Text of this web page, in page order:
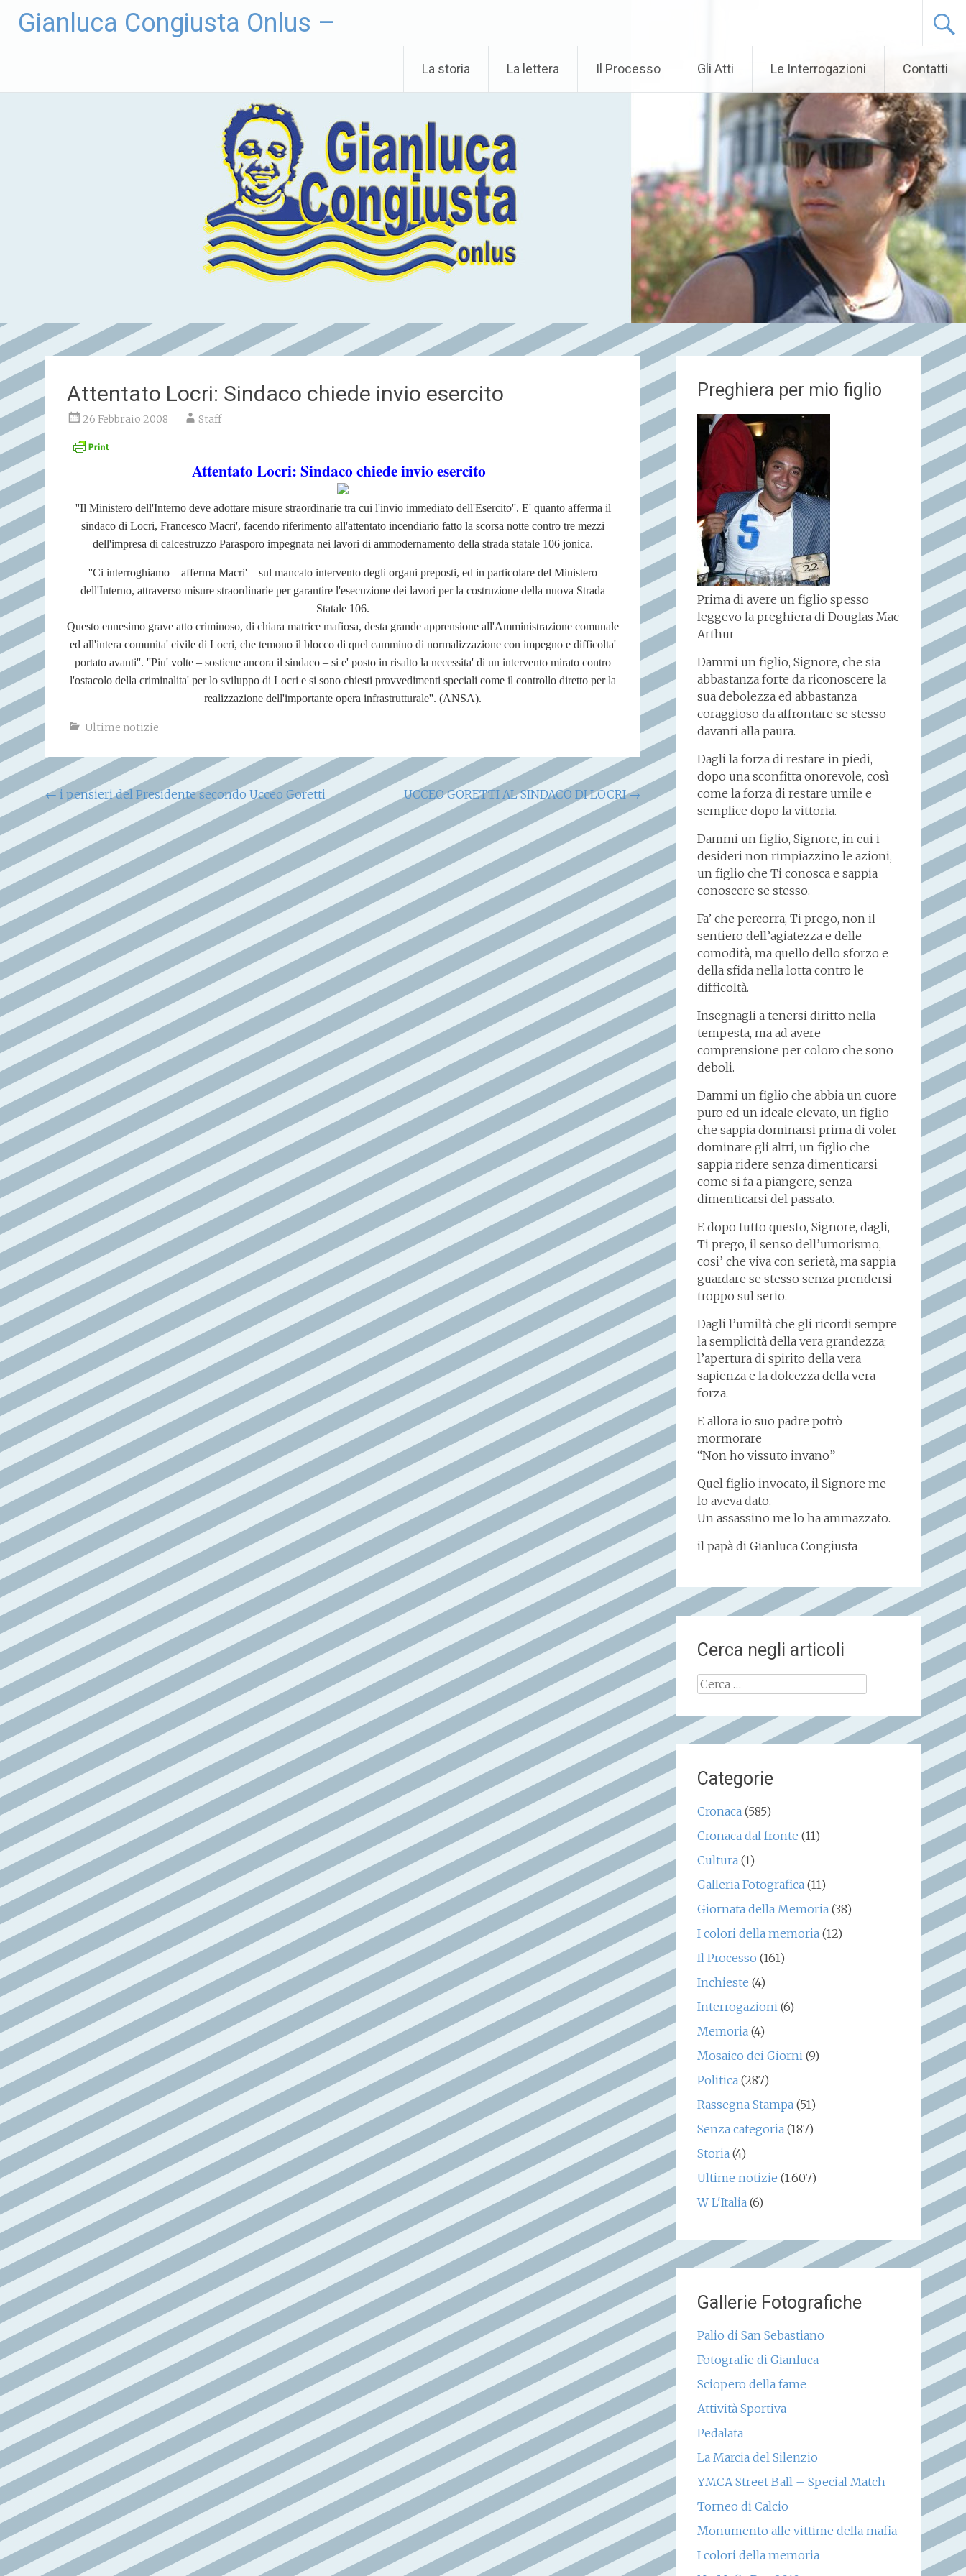
Gianluca Congiusta Onlus –
La storia La lettera Il Processo Gli Atti Le Interrogazioni Contatti
Attentato Locri: Sindaco chiede invio esercito
26 Febbraio 2008 Staff
Attentato Locri: Sindaco chiede invio esercito
''Il Ministero dell'Interno deve adottare misure straordinarie tra cui l'invio immediato dell'Esercito''. E' quanto afferma il
sindaco di Locri, Francesco Macri', facendo riferimento all'attentato incendiario fatto la scorsa notte contro tre mezzi
dell'impresa di calcestruzzo Parasporo impegnata nei lavori di ammodernamento della strada statale 106 jonica.
''Ci interroghiamo – afferma Macri' – sul mancato intervento degli organi preposti, ed in particolare del Ministero
dell'Interno, attraverso misure straordinarie per garantire l'esecuzione dei lavori per la costruzione della nuova Strada
Statale 106.
Questo ennesimo grave atto criminoso, di chiara matrice mafiosa, desta grande apprensione all'Amministrazione comunale
ed all'intera comunita' civile di Locri, che temono il blocco di quel cammino di normalizzazione con impegno e difficolta'
portato avanti''. ''Piu' volte – sostiene ancora il sindaco – si e' posto in risalto la necessita' di un intervento mirato contro
l'ostacolo della criminalita' per lo sviluppo di Locri e si sono chiesti provvedimenti speciali come il controllo diretto per la
realizzazione dell'importante opera infrastrutturale''. (ANSA).
Ultime notizie
Navigazione
articoli
← i pensieri del Presidente secondo Ucceo Goretti UCCEO GORETTI AL SINDACO DI LOCRI→
Preghiera per mio figlio
Prima di avere un figlio spesso
leggevo la preghiera di Douglas Mac
Arthur
Dammi un figlio, Signore, che sia
abbastanza forte da riconoscere la
sua debolezza ed abbastanza
coraggioso da affrontare se stesso
davanti alla paura.
Dagli la forza di restare in piedi,
dopo una sconfitta onorevole, così
come la forza di restare umile e
semplice dopo la vittoria.
Dammi un figlio, Signore, in cui i
desideri non rimpiazzino le azioni,
un figlio che Ti conosca e sappia
conoscere se stesso.
Fa’ che percorra, Ti prego, non il
sentiero dell’agiatezza e delle
comodità, ma quello dello sforzo e
della sfida nella lotta contro le
difficoltà.
Insegnagli a tenersi diritto nella
tempesta, ma ad avere
comprensione per coloro che sono
deboli.
Dammi un figlio che abbia un cuore
puro ed un ideale elevato, un figlio
che sappia dominarsi prima di voler
dominare gli altri, un figlio che
sappia ridere senza dimenticarsi
come si fa a piangere, senza
dimenticarsi del passato.
E dopo tutto questo, Signore, dagli,
Ti prego, il senso dell’umorismo,
cosi’ che viva con serietà, ma sappia
guardare se stesso senza prendersi
troppo sul serio.
Dagli l’umiltà che gli ricordi sempre
la semplicità della vera grandezza;
l’apertura di spirito della vera
sapienza e la dolcezza della vera
forza.
E allora io suo padre potrò
mormorare
“Non ho vissuto invano”
Quel figlio invocato, il Signore me
lo aveva dato.
Un assassino me lo ha ammazzato.
il papà di Gianluca Congiusta
Cerca negli articoli
Ricerca
Categorie
Cronaca(585)
Cronaca dal fronte (11)
Cultura(1)
Galleria Fotografica(11)
Giornata della Memoria(38)
I colori della memoria(12)
Il Processo (161)
Inchieste (4)
Interrogazioni(6)
Memoria(4)
Mosaico dei Giorni(9)
Politica(287)
Rassegna Stampa(51)
Senza categoria(187)
Storia(4)
Ultime notizie (1.607)
W L'Italia(6)
Gallerie Fotografiche
Palio di San Sebastiano
Fotografie di Gianluca
Sciopero della fame
Attività Sportiva
Pedalata
La Marcia del Silenzio
YMCA Street Ball – Special Match
Torneo di Calcio
Monumento alle vittime della mafia
I colori della memoria